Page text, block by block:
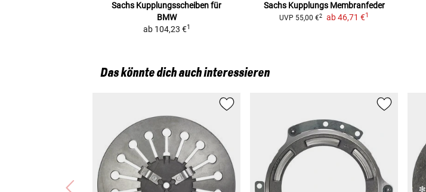
Sachs Kupplungsscheiben für
BMW
ab 104,23 €1
Sachs Kupplungs Membranfeder
UVP 55,00 €2 ab 46,71 €1
Das könnte dich auch interessieren